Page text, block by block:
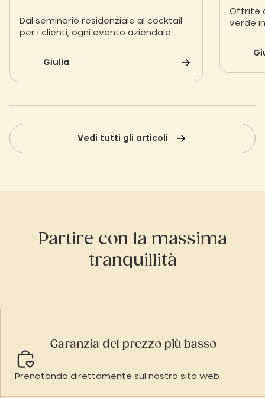
Dal seminario residenziale al cocktail
per i clienti, ogni evento aziendale
motivare, premiare o lanciare un
formula ideale.
Giulia
verde
Offrite
verde
Vedi tutti gli articoli
Partire con la massima
tranquillità
Garanzia del prezzo più basso
Prenotando direttamente sul nostro sito web